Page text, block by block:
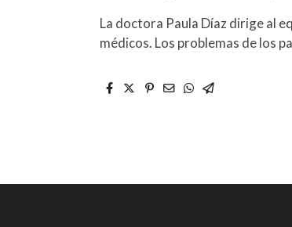
La doctora Paula Díaz dirige al
médicos. Los problemas de los